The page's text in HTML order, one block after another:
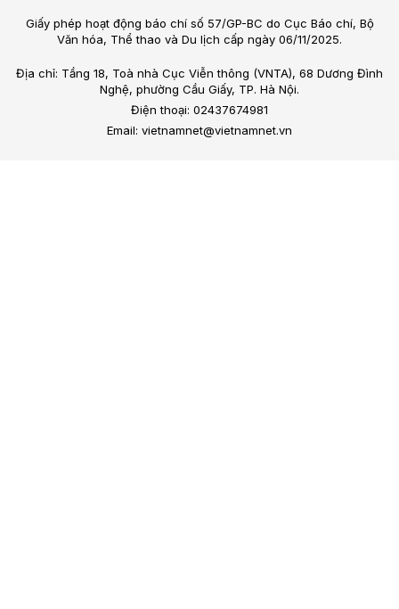
Giấy phép hoạt động báo chí số 57/GP-BC do Cục Báo chí, Bộ
Văn hóa, Thể thao và Du lịch cấp ngày 06/11/2025.
Địa chỉ: Tầng 18, Toà nhà Cục Viễn thông (VNTA), 68 Dương Đình
Nghệ, phường Cầu Giấy, TP. Hà Nội.
Điện thoại: 02437674981
Email: vietnamnet@vietnamnet.vn